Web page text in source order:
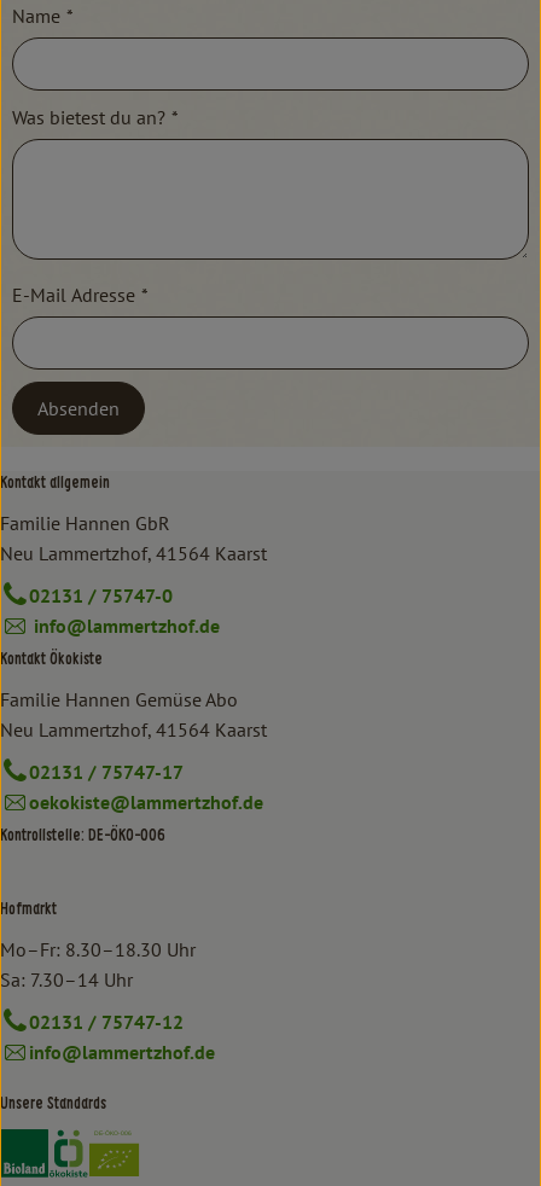
Name *
Was bietest du an? *
E-Mail Adresse *
Absenden
Kontakt allgemein
Familie Hannen GbR
Neu Lammertzhof, 41564 Kaarst
02131 / 75747-0
info@lammertzhof.de
Kontakt Ökokiste
Familie Hannen Gemüse Abo
Neu Lammertzhof, 41564 Kaarst
02131 / 75747-17
oekokiste@lammertzhof.de
Kontrollstelle: DE-ÖKO-006
Hofmarkt
Mo–Fr: 8.30–18.30 Uhr
Sa: 7.30–14 Uhr
02131 / 75747-12
info@lammertzhof.de
Unsere Standards
Externer Link zu https://www.bioland.de/verbraucher
Externer Link zu https://www.oekokiste.de/